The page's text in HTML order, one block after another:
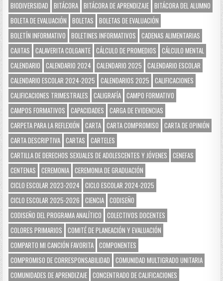
BIODIVERSIDAD
BITÁCORA BITÁCORA DE APRENDIZAJE BITÁCORA DEL ALUMNO
BOLETA DE EVALUACIÓN
BOLETAS
BOLETAS DE EVALUACIÓN
BOLETÍN INFORMATIVO
BOLETINES INFORMATIVOS
CADENAS ALIMENTARIAS
CAJITAS
CALAVERITA COLGANTE CÁLCULO DE PROMEDIOS
CÁLCULO MENTAL
CALENDARIO
CALENDARIO 2024 CALENDARIO 2025
CALENDARIO ESCOLAR
CALENDARIO ESCOLAR 2024-2025
CALENDARIOS 2025
CALIFICACIONES
CALIFICACIONES TRIMESTRALES
CALIGRAFÍA CAMPO FORMATIVO
CAMPOS FORMATIVOS
CAPACIDADES
CARGA DE EVIDENCIAS
CARPETA PARA LA REFLEXIÓN
CARTA CARTA COMPROMISO
CARTA DE OPINIÓN
CARTA DESCRIPTIVA CARTAS
CARTELES
CARTILLA DE DERECHOS SEXUALES DE ADOLESCENTES Y JÓVENES
CENEFAS
CENTENAS
CEREMONIA CEREMONIA DE GRADUACIÓN
CICLO ESCOLAR 2023-2024
CICLO ESCOLAR 2024-2025
CICLO ESCOLAR 2025-2026
CIENCIA CODISEÑO
CODISEÑO DEL PROGRAMA ANALÍTICO
COLECTIVOS DOCENTES
COLORES PRIMARIOS
COMITÉ DE PLANEACIÓN Y EVALUACIÓN
COMPARTO MI CANCIÓN FAVORITA COMPONENTES
COMPROMISO DE CORRESPONSABILIDAD
COMUNIDAD MULTIGRADO UNITARIA
COMUNIDADES DE APRENDIZAJE CONCENTRADO DE CALIFICACIONES